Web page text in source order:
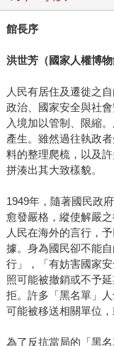
館長序
洪世芳（國家人權博物
人民有居住及遷徙之
政治、國家安全與社
入境加以管制、限縮
產生。雖然過往執政
料的整理爬梳，以及
拼湊出其大致樣貌。
1949年，隨著國民政
愈發嚴格，縱使解嚴
人民在海外的言行，
據。身為國民卻不能
行」，「有妨害國家
照可能被撤銷或不予
拒。許多「黑名單」
可能被移送相關單位，
為了反抗當局的「黑